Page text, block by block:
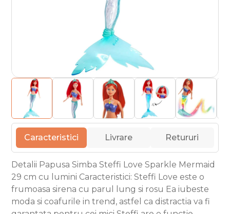
Caracteristici Livrare Retururi
Detalii Papusa Simba Steffi Love Sparkle Mermaid
29 cm cu lumini Caracteristici: Steffi Love este o
frumoasa sirena cu parul lung si rosu Ea iubeste
moda si coafurile in trend, astfel ca distractia va fi